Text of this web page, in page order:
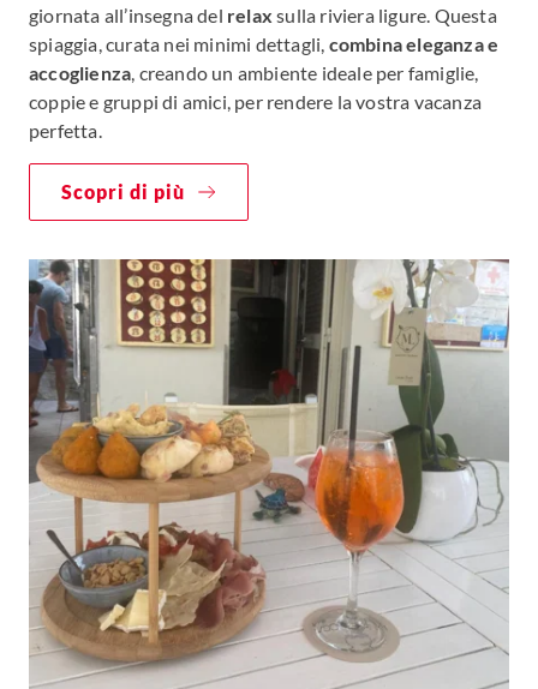
giornata all’insegna del relaxsulla riviera ligure. Questa
spiaggia, curata nei minimi dettagli, combina eleganza e
accoglienza, creando un ambiente ideale per famiglie,
coppie e gruppi di amici, per rendere la vostra vacanza
perfetta.
Scopri di più